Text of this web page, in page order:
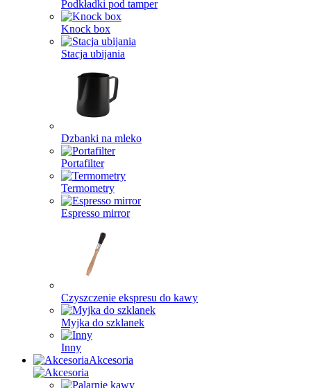
Podkładki pod tamper
Knock box
Stacja ubijania
Dzbanki na mleko
Portafilter
Termometry
Espresso mirror
Czyszczenie ekspresu do kawy
Myjka do szklanek
Inny
Akcesoria